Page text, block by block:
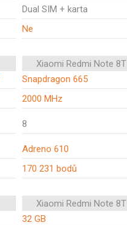
Dual SIM + karta
Ne
Xiaomi Redmi Note 8T
Snapdragon 665
2000 MHz
8
Adreno 610
170 231 bodů
Xiaomi Redmi Note 8T
32 GB